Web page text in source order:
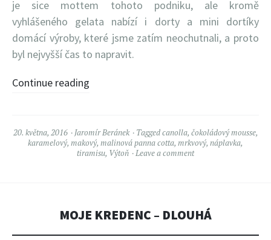
je sice mottem tohoto podniku, ale kromě
vyhlášeného gelata nabízí i dorty a mini dortíky
domácí výroby, které jsme zatím neochutnali, a proto
byl nejvyšší čas to napravit.
Continue reading
20. května, 2016 Jaromír Beránek Taggedcanolla, čokoládový mousse,
karamelový, makový, malinová panna cotta, mrkvový, náplavka,
tiramisu, Výtoň Leave a comment
MOJE KREDENC – DLOUHÁ